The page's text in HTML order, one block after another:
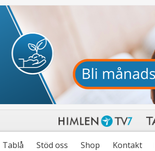
Tablå Stöd oss Shop Kontakt